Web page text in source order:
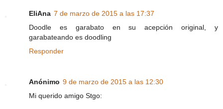
EliAna 7 de marzo de 2015 a las 17:37
Doodle es garabato en su acepción original, y
garabateando es doodling
Responder
Anónimo 9 de marzo de 2015 a las 12:30
Mi querido amigo Stgo: